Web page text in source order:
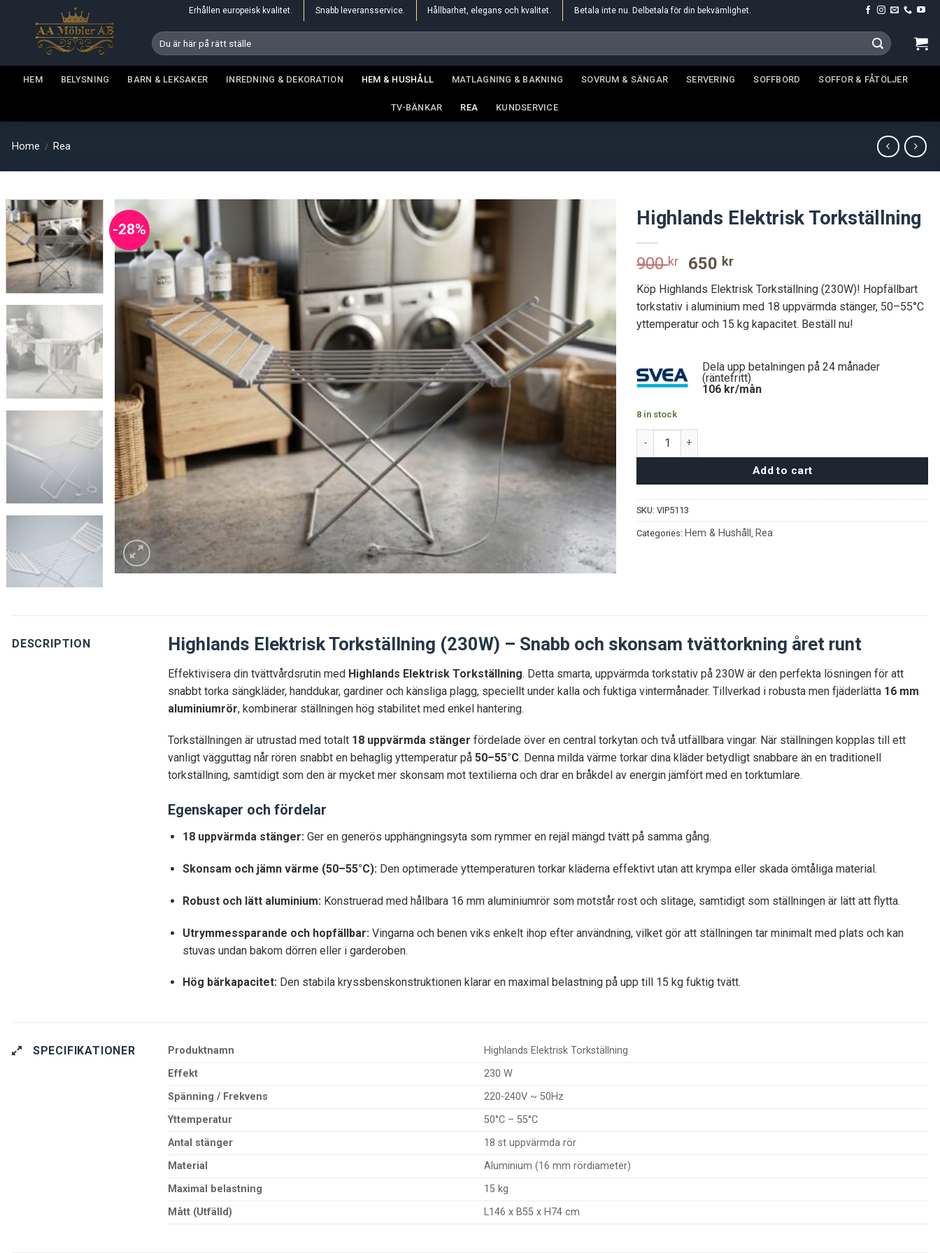
Erhållen europeisk kvalitet. Snabb leveransservice. Hållbarhet, elegans och kvalitet. Betala inte nu. Delbetala för din bekvämlighet.
Search
for:
HEM BELYSNING BARN & LEKSAKER INREDNING & DEKORATION HEM & HUSHÅLL MATLAGNING & BAKNING SOVRUM & SÄNGAR SERVERING SOFFBORD SOFFOR & FÅTÖLJER
TV-BÄNKAR REA KUNDSERVICE
Home / Rea
-28% Highlands Elektrisk Torkställning
900kr
Original
price
was:
900 kr.
650 krCurrent
price
is:
650 kr.
Köp Highlands Elektrisk Torkställning (230W)! Hopfällbart
torkstativ i aluminium med 18 uppvärmda stänger, 50–55°C
yttemperatur och 15 kg kapacitet. Beställ nu!
Dela upp betalningen på 24 månader
(räntefritt)
106 kr/mån
8 in stock
Highlands Elektrisk Torkställning quantity
Add to cart
SKU:VIP5113
Categories: Hem & Hushåll Rea
DESCRIPTION Highlands Elektrisk Torkställning (230W) – Snabb och skonsam tvättorkning året runt
Effektivisera din tvättvårdsrutin med Highlands Elektrisk Torkställning. Detta smarta, uppvärmda torkstativ på 230W är den perfekta lösningen för att
snabbt torka sängkläder, handdukar, gardiner och känsliga plagg, speciellt under kalla och fuktiga vintermånader. Tillverkad i robusta men fjäderlätta 16 mm
aluminiumrör, kombinerar ställningen hög stabilitet med enkel hantering.
Torkställningen är utrustad med totalt 18 uppvärmda stänger fördelade över en central torkytan och två utfällbara vingar. När ställningen kopplas till ett
vanligt vägguttag når rören snabbt en behaglig yttemperatur på50–55°C. Denna milda värme torkar dina kläder betydligt snabbare än en traditionell
torkställning, samtidigt som den är mycket mer skonsam mot textilierna och drar en bråkdel av energin jämfört med en torktumlare.
Egenskaper och fördelar
18 uppvärmda stänger: Ger en generös upphängningsyta som rymmer en rejäl mängd tvätt på samma gång.
Skonsam och jämn värme (50–55°C): Den optimerade yttemperaturen torkar kläderna effektivt utan att krympa eller skada ömtåliga material.
Robust och lätt aluminium: Konstruerad med hållbara 16 mm aluminiumrör som motstår rost och slitage, samtidigt som ställningen är lätt att flytta.
Utrymmessparande och hopfällbar: Vingarna och benen viks enkelt ihop efter användning, vilket gör att ställningen tar minimalt med plats och kan
stuvas undan bakom dörren eller i garderoben.
Hög bärkapacitet: Den stabila kryssbenskonstruktionen klarar en maximal belastning på upp till 15 kg fuktig tvätt.
SPECIFIKATIONER Produktnamn
Highlands Elektrisk Torkställning
Effekt
230 W
Spänning / Frekvens
220-240V ~ 50Hz
Yttemperatur
50°C – 55°C
Antal stänger
18 st uppvärmda rör
Material
Aluminium (16 mm rördiameter)
Maximal belastning
15 kg
Mått (Utfälld)
L146 x B55 x H74 cm